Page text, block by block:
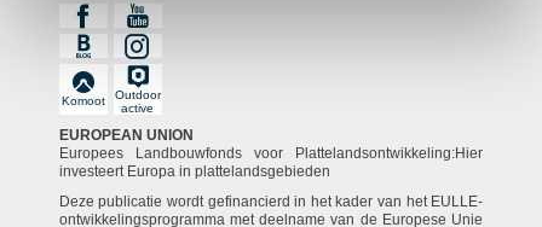
Komoot
Outdoor
active
EUROPEAN UNION
Europees Landbouwfonds voor Plattelandsontwikkeling:Hier
investeert Europa in plattelandsgebieden
Deze publicatie wordt gefinancierd in het kader van het EULLE-
ontwikkelingsprogramma met deelname van de Europese Unie